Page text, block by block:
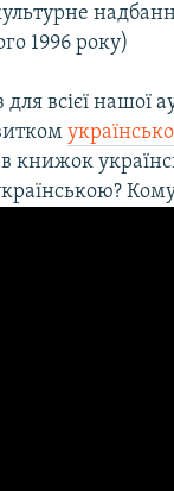
1996 року)
всієї нашої
книжок